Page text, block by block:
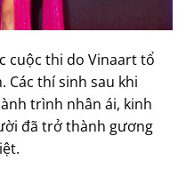
cuộc thi do Vinaart tổ
Các thí sinh sau khi
trình nhân ái, kinh
đã trở thành gương